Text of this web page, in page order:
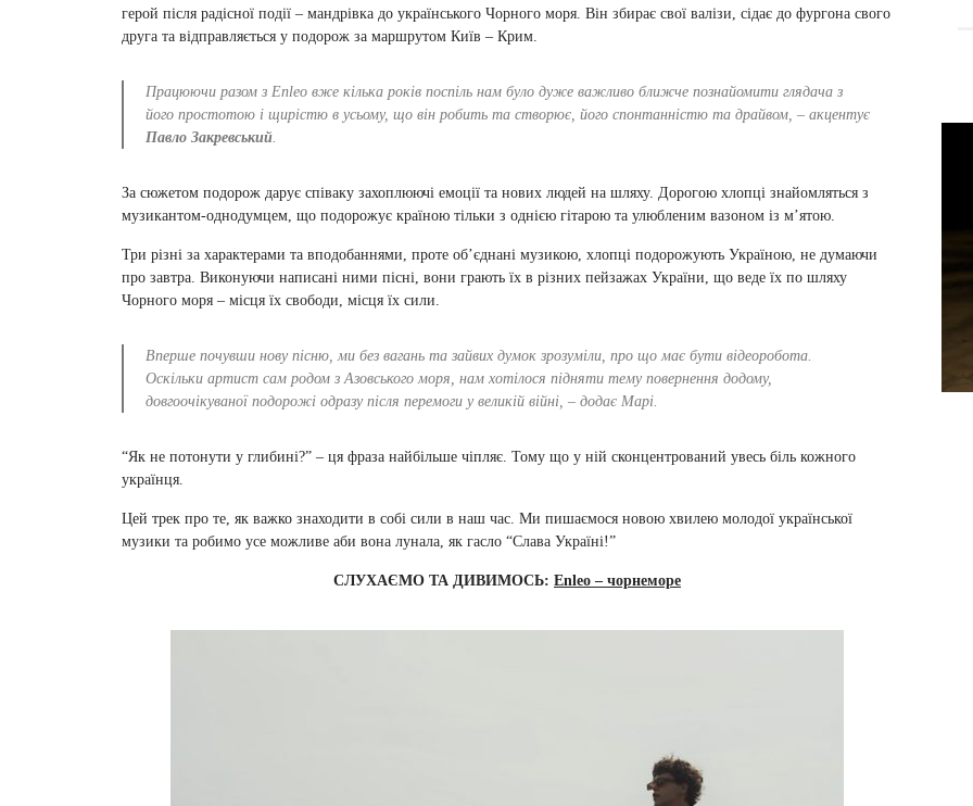
герой після радісної події – мандрівка до українського Чорного моря. Він збирає свої валізи, сідає до фургона свого
друга та відправляється у подорож за маршрутом Київ – Крим.
Працюючи разом з Enleo вже кілька років поспіль нам було дуже важливо ближче познайомити глядача з
його простотою і щирістю в усьому, що він робить та створює, його спонтанністю та драйвом, – акцентує
Павло Закревський.
За сюжетом подорож дарує співаку захоплюючі емоції та нових людей на шляху. Дорогою хлопці знайомляться з
музикантом-однодумцем, що подорожує країною тільки з однією гітарою та улюбленим вазоном із м’ятою.
Три різні за характерами та вподобаннями, проте об’єднані музикою, хлопці подорожують Україною, не думаючи
про завтра. Виконуючи написані ними пісні, вони грають їх в різних пейзажах України, що веде їх по шляху
Чорного моря – місця їх свободи, місця їх сили.
Вперше почувши нову пісню, ми без вагань та зайвих думок зрозуміли, про що має бути відеоробота.
Оскільки артист сам родом з Азовського моря, нам хотілося підняти тему повернення додому,
довгоочікуваної подорожі одразу після перемоги у великій війні, – додає Марі.
“Як не потонути у глибині?” – ця фраза найбільше чіпляє. Тому що у ній сконцентрований увесь біль кожного
українця.
Цей трек про те, як важко знаходити в собі сили в наш час. Ми пишаємося новою хвилею молодої української
музики та робимо усе можливе аби вона лунала, як гасло “Слава Україні!”
СЛУХАЄМО ТА ДИВИМОСЬ: Enleo – чорнеморе